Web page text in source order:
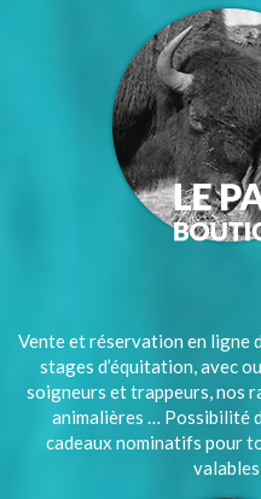
Vente et réservation en ligne
stages d’équitation, avec
soigneurs et trappeurs, nos
animalières … Possibilité
cadeaux nominatifs pour